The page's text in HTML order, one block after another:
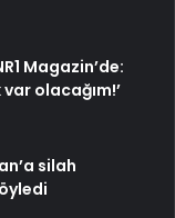
Magazin’de:
olacağım!’
silah